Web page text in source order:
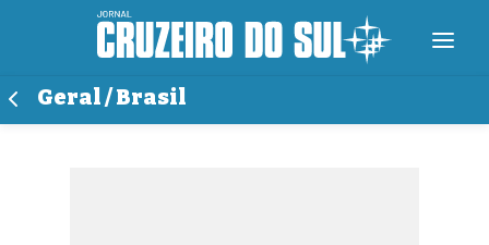
Geral / Brasil